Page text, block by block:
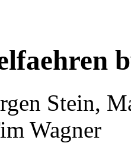
Stein,
Wagner